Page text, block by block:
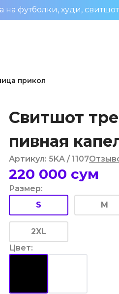
на футболки, худи,
прикол
Свитшот
пивная
Артикул: 5KA / 1107
220 000 сум
Размер:
S
M
2XL
Цвет: